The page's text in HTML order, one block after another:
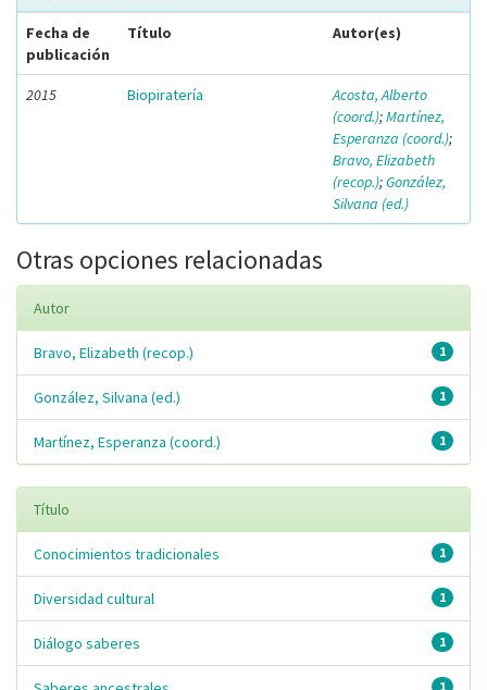
Fecha de
publicación
Título Autor(es)
2015 Biopiratería
Acosta, Alberto
(coord.);Martínez,
Esperanza (coord.);
Bravo, Elizabeth
(recop.);González,
Silvana (ed.)
Otras opciones relacionadas
Autor
1
Bravo, Elizabeth (recop.)
1
González, Silvana (ed.)
1
Martínez, Esperanza (coord.)
Título
1
Conocimientos tradicionales
1
Diversidad cultural
1
Diálogo saberes
1